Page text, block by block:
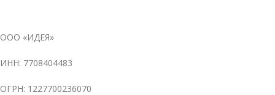
ООО «ИДЕЯ»
ИНН: 7708404483
ОГРН: 1227700236070